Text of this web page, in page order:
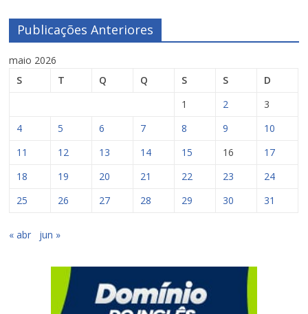
Publicações Anteriores
maio 2026
S
T Q Q S S
D
1
2
3
4
5 6 7 8 9
10
11
12 13 14 15 16
17
18
19 20 21 22 23
24
25
26 27 28 29 30 31
« abr jun »